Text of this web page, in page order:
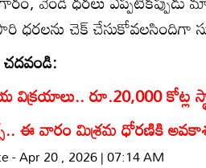
ధరలను చెక్ చేసుకోవలసిందిగా
విక్రయాలు.. రూ.20,000 కోట్ల
ఈ వారం మిశ్రమ ధోరణికి
- Apr 20 , 2026 | 07:14 AM